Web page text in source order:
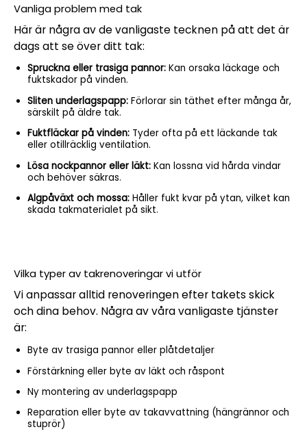
Vanliga problem med tak
Här är några av de vanligaste tecknen på att det är
dags att se över ditt tak:
Spruckna eller trasiga pannor: Kan orsaka läckage och
fuktskador på vinden.
Sliten underlagspapp: Förlorar sin täthet efter många år,
särskilt på äldre tak.
Fuktfläckar på vinden: Tyder ofta på ett läckande tak
eller otillräcklig ventilation.
Lösa nockpannor eller läkt: Kan lossna vid hårda vindar
och behöver säkras.
Algpåväxt och mossa: Håller fukt kvar på ytan, vilket kan
skada takmaterialet på sikt.
Vilka typer av takrenoveringar vi utför
Vi anpassar alltid renoveringen efter takets skick
och dina behov. Några av våra vanligaste tjänster
är:
Byte av trasiga pannor eller plåtdetaljer
Förstärkning eller byte av läkt och råspont
Ny montering av underlagspapp
Reparation eller byte av takavvattning (hängrännor och
stuprör)